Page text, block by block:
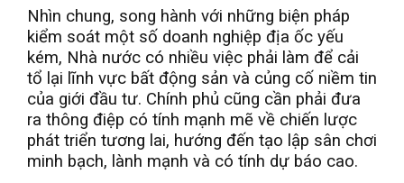
Nhìn chung, song hành với những biện pháp
kiểm soát một số doanh nghiệp địa ốc yếu
kém, Nhà nước có nhiều việc phải làm để cải
tổ lại lĩnh vực bất động sản và củng cố niềm tin
của giới đầu tư. Chính phủ cũng cần phải đưa
ra thông điệp có tính mạnh mẽ về chiến lược
phát triển tương lai, hướng đến tạo lập sân chơi
minh bạch, lành mạnh và có tính dự báo cao.